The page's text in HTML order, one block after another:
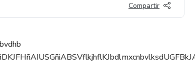
Compartir